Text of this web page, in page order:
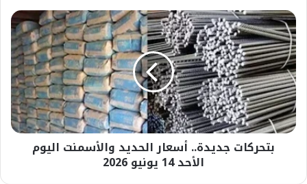
بتحركات
جديدة..
أسعار
الحديد
والأسمنت
اليوم
الأحد
14
يونيو
بتحركات جديدة.. أسعار الحديد والأسمنت اليوم
الأحد 14 يونيو 2026